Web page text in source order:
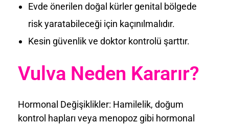
Evde önerilen doğal kürler genital bölgede
risk yaratabileceği için kaçınılmalıdır.
Kesin güvenlik ve doktor kontrolü şarttır.
Vulva Neden Kararır?
Hormonal Değişiklikler: Hamilelik, doğum
kontrol hapları veya menopoz gibi hormonal